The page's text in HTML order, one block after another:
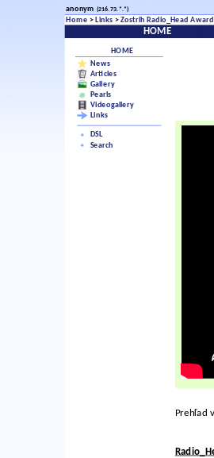
anonym (216.73.*.*)
Home > Links >Zostrih Radio_Head
HOME
HOME
News
Articles
Gallery
Pearls
Videogallery
Links
DSL
Search
Prehľad